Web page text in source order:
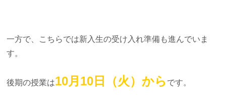
一方で、こちらでは新入生の受け入れ準備も進んでいま
す。
後期の授業は10月10日（火）から です。